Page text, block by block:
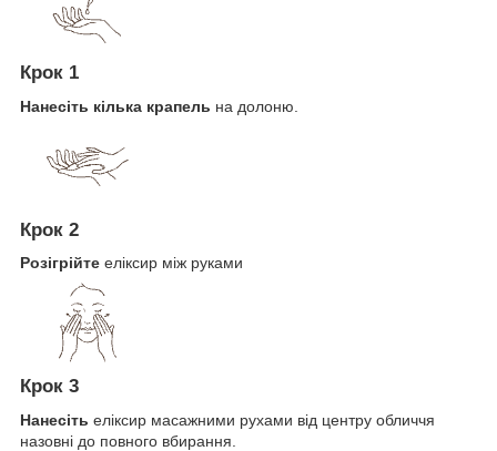
Крок 1
Нанесіть кілька крапель на долоню.
Крок 2
Розігрійте еліксир між руками
Крок 3
Нанесіть еліксир масажними рухами від центру обличчя
назовні до повного вбирання.